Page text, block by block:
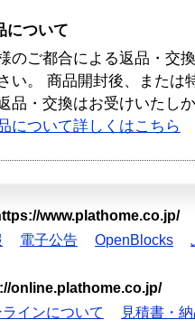
について
のご都合による返品・交
い。 商品開封後、または
品・交換はお受けいたし
について詳しくはこちら
www.plathome.co.jp/
電子公告 OpenBlocks
online.plathome.co.jp/
インについて
見積書・